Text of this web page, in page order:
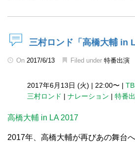
三村ロンド「高橋大輔 in
On 2017/6/13 Filed under 特番出演
2017年6月13日 (火) | 22:00〜 |
三村ロンド | ナレーション | 特番
高橋大輔 in LA 2017
2017年、高橋大輔が再びあの舞台へ